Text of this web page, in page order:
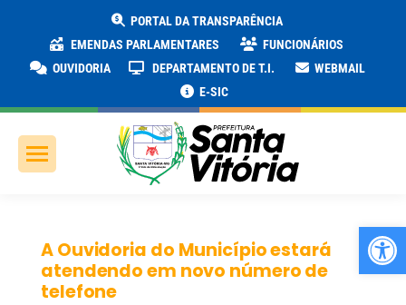
PORTAL DA TRANSPARÊNCIA
EMENDAS PARLAMENTARES
FUNCIONÁRIOS
OUVIDORIA
DEPARTAMENTO DE T.I.
WEBMAIL
E-SIC
A Ouvidoria do Município estará
atendendo em novo número de
telefone